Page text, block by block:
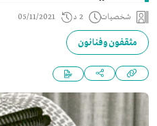
شخصيات 2 د 05/11/2021
مثقفون وفنانون